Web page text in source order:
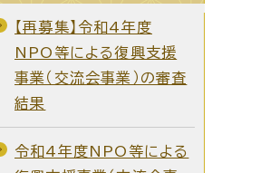
【再募集】令和4年度
NPO等による復興支援
事業（交流会事業）の審査
結果
令和4年度NPO等による